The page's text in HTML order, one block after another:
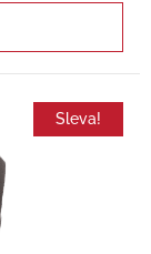
Sleva!